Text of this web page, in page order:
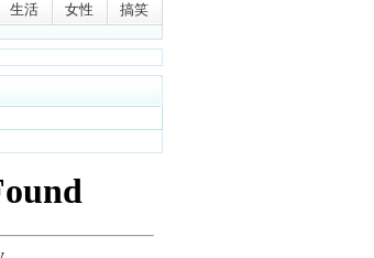
搞笑
女性
生活